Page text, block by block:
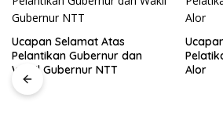
Ucapan Selamat Atas
Pelatikan Bupati Dan Wabup
Alor